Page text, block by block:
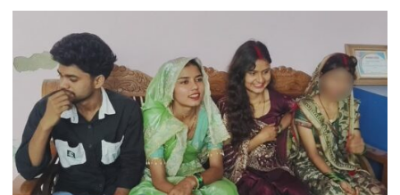
दिल्ली
रेड,
₹25
लाख
रंगदारी
गैंग
गिरफ्तार